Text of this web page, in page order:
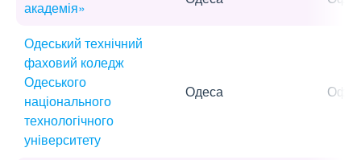
академія»
Одеський технічний
фаховий коледж
Одеського
національного
технологічного
університету
Одеса